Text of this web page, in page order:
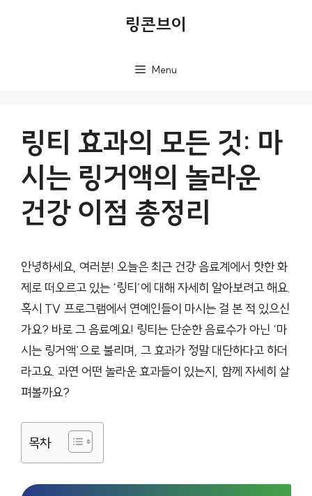
링콘브이
Menu
링티 효과의 모든 것: 마
시는 링거액의 놀라운
건강 이점 총정리
안녕하세요, 여러분! 오늘은 최근 건강 음료계에서 핫한 화
제로 떠오르고 있는 ‘링티’에 대해 자세히 알아보려고 해요.
혹시 TV 프로그램에서 연예인들이 마시는 걸 본 적 있으신
가요? 바로 그 음료예요! 링티는 단순한 음료수가 아닌 ‘마
시는 링거액’으로 불리며, 그 효과가 정말 대단하다고 하더
라고요. 과연 어떤 놀라운 효과들이 있는지, 함께 자세히 살
펴볼까요?
목차